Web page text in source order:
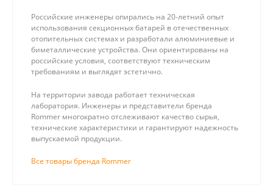
Российские инженеры опирались на 20-летний опыт
использования секционных батарей в отечественных
отопительных системах и разработали алюминиевые и
биметаллические устройства. Они ориентированы на
российские условия, соответствуют техническим
требованиям и выглядят эстетично.
На территории завода работает техническая
лаборатория. Инженеры и представители бренда
Rommer многократно отслеживают качество сырья,
технические характеристики и гарантируют надежность
выпускаемой продукции.
Все товары бренда Rommer